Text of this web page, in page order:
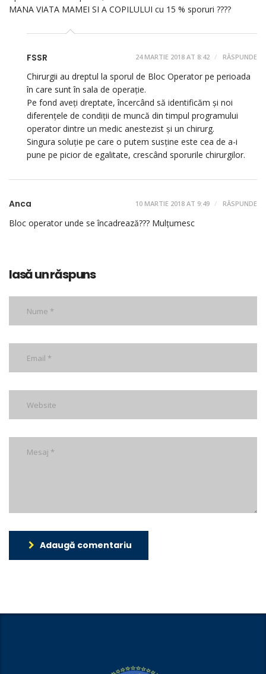
MANA VIATA MAMEI SI A COPILULUI cu 15 % sporuri ????
FSSR 24 MARTIE 2018 AT 8:42 RĂSPUNDE
Chirurgii au dreptul la sporul de Bloc Operator pe perioada
în care sunt în sala de operație.
Pe fond aveți dreptate, încercând să identificăm și noi
diferențele de condiții de muncă din timpul programului
operator dintre un medic anestezist și un chirurg.
Singura soluție pe care o putem susține este cea de a-i
pune pe picior de egalitate, crescând sporurile chirurgilor.
Anca 10 MARTIE 2018 AT 9:49 RĂSPUNDE
Bloc operator unde se încadrează??? Mulțumesc
lasă un răspuns
Adaugă comentariu